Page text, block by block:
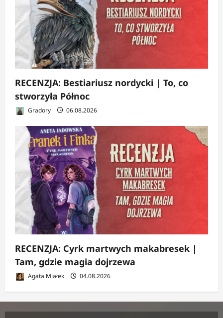
RECENZJA: Bestiariusz nordycki | To, co
stworzyła Północ
Gradory 06.08.2026
RECENZJA: Cyrk martwych makabresek |
Tam, gdzie magia dojrzewa
Agata Miałek 04.08.2026